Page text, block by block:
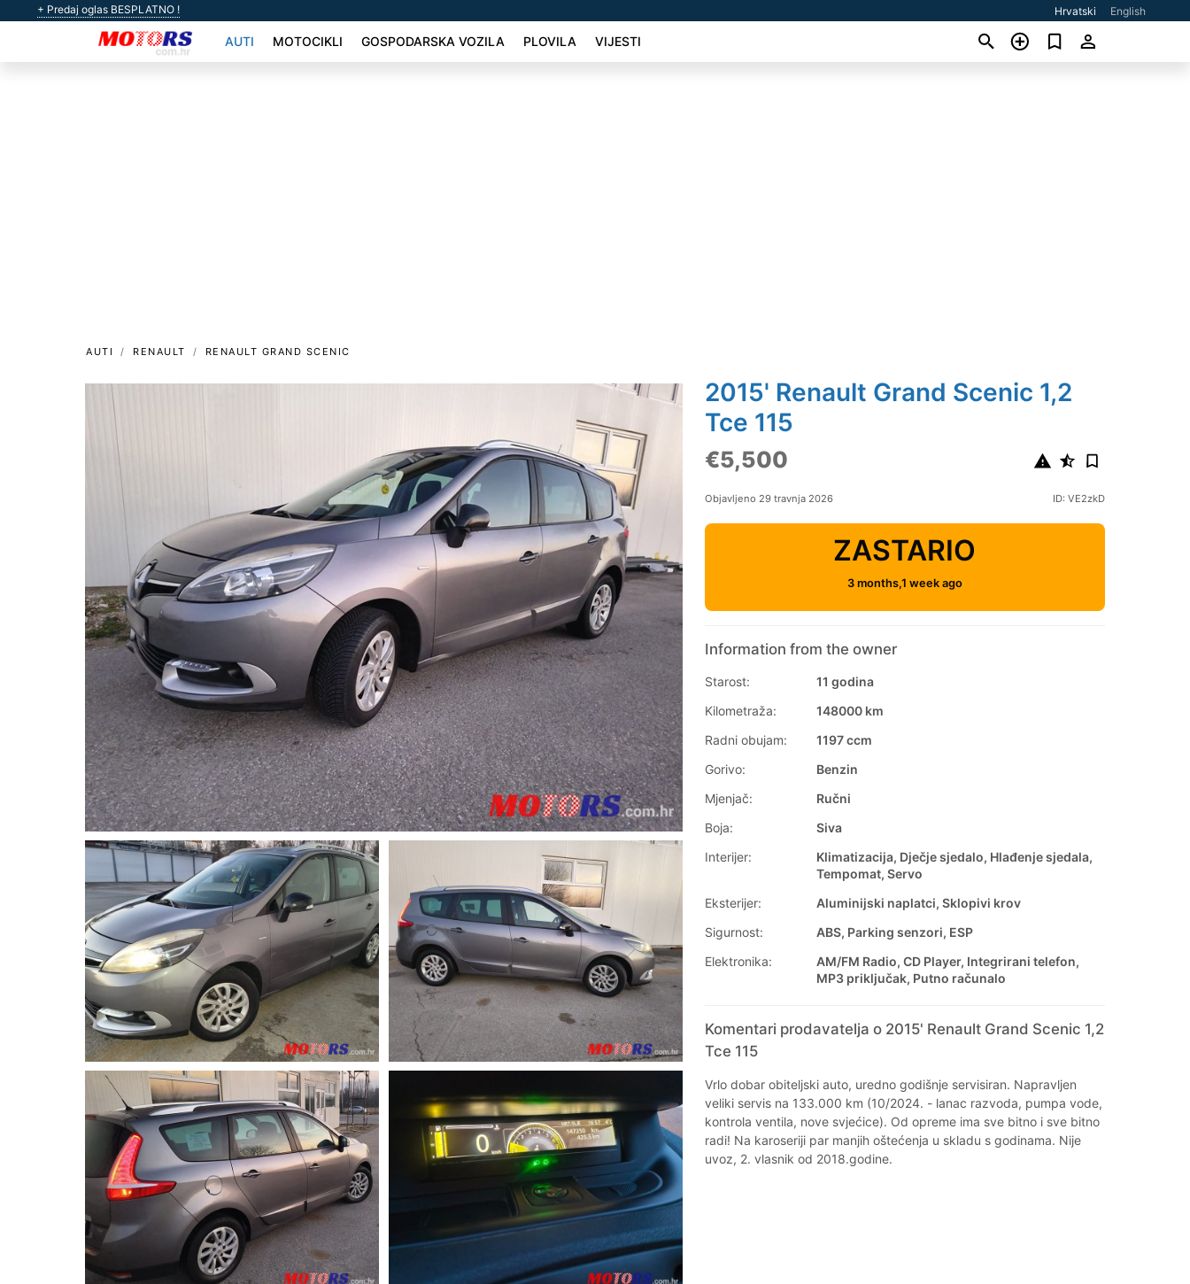
+ Predaj oglas BESPLATNO ! Hrvatski English
AUTI MOTOCIKLI GOSPODARSKA VOZILA PLOVILA VIJESTI
AUTI RENAULT RENAULT GRAND SCENIC
2015' Renault Grand Scenic 1,2
Tce 115
€5,500
Objavljeno 29 travnja 2026 ID: VE2zkD
ZASTARIO
3 months,1 week ago
Information from the owner
Starost:
11 godina
Kilometraža:
148000 km
Radni obujam:
1197 ccm
Gorivo:
Benzin
Mjenjač:
Ručni
Boja:
Siva
Interijer:
Klimatizacija, Dječje sjedalo, Hlađenje sjedala,
Tempomat, Servo
Eksterijer:
Aluminijski naplatci, Sklopivi krov
Sigurnost:
ABS, Parking senzori, ESP
Elektronika:
AM/FM Radio, CD Player, Integrirani telefon,
MP3 priključak, Putno računalo
Komentari prodavatelja o 2015' Renault Grand Scenic 1,2
Tce 115
Vrlo dobar obiteljski auto, uredno godišnje servisiran. Napravljen
veliki servis na 133.000 km (10/2024. - lanac razvoda, pumpa vode,
kontrola ventila, nove svjećice). Od opreme ima sve bitno i sve bitno
radi! Na karoseriji par manjih oštećenja u skladu s godinama. Nije
uvoz, 2. vlasnik od 2018.godine.